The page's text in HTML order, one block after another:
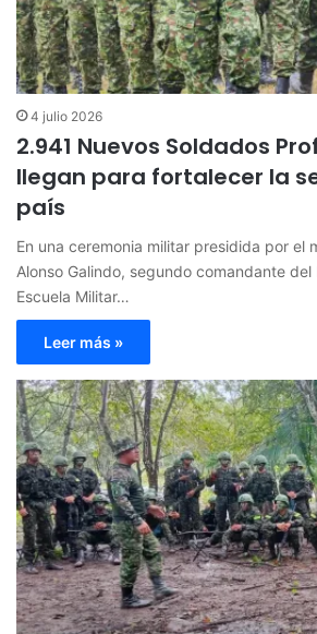
4 julio 2026
2.941 Nuevos Soldados
llegan para fortalecer la
país
En una ceremonia militar presidida por el
Alonso Galindo, segundo comandante del
Escuela Militar…
Leer más »